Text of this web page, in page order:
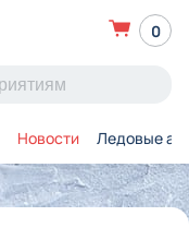
0
Новости Ледовые